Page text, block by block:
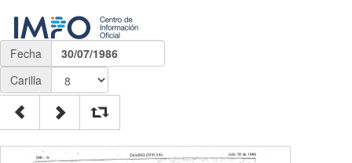
Fecha
30/07/1986
Carilla